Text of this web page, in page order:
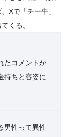
Xで「チー牛」
くる。
たコメントが
持ちと容姿に
男性って異性